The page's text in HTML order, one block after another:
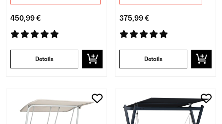
450,99 €
Details
375,99 €
Details